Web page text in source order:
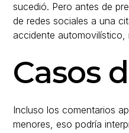
sucedió. Pero antes de
de redes sociales a una
accidente automovilístico,
Casos
Incluso los comentarios
menores, eso podría